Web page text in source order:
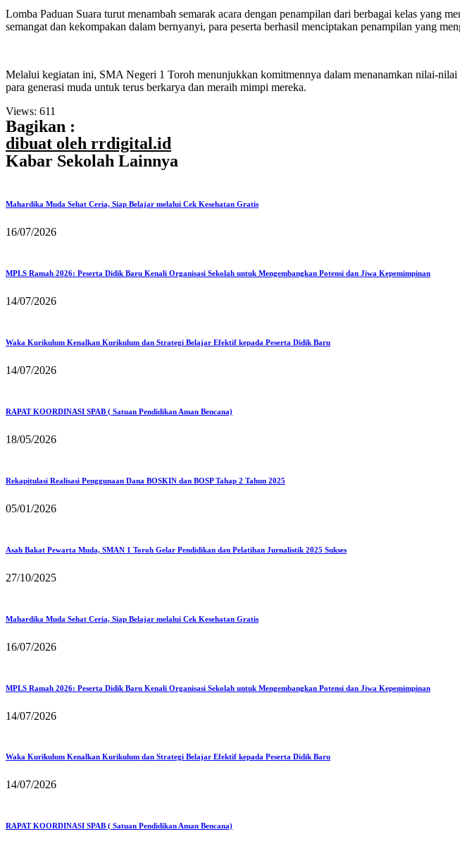
Lomba Paduan Suara turut menambah semarak acara dengan penampilan dari berbagai kelas
semangat dan kekompakan dalam bernyanyi, para peserta berhasil menciptakan penampilan yang
Melalui kegiatan ini, SMA Negeri 1 Toroh menunjukkan komitmennya dalam menanamkan nilai-
para generasi muda untuk terus berkarya dan meraih mimpi mereka.
Views: 611
Bagikan :
dibuat oleh rrdigital.id
Kabar Sekolah Lainnya
Mahardika Muda Sehat Ceria, Siap Belajar melalui Cek Kesehatan Gratis
16/07/2026
MPLS Ramah 2026: Peserta Didik Baru Kenali Organisasi Sekolah untuk Mengembangkan Potensi dan Jiwa Kepemimpinan
14/07/2026
Waka Kurikulum Kenalkan Kurikulum dan Strategi Belajar Efektif kepada Peserta Didik Baru
14/07/2026
RAPAT KOORDINASI SPAB ( Satuan Pendidikan Aman Bencana)
18/05/2026
Rekapitulasi Realisasi Penggunaan Dana BOSKIN dan BOSP Tahap 2 Tahun 2025
05/01/2026
Asah Bakat Pewarta Muda, SMAN 1 Toroh Gelar Pendidikan dan Pelatihan Jurnalistik 2025 Sukses
27/10/2025
Mahardika Muda Sehat Ceria, Siap Belajar melalui Cek Kesehatan Gratis
16/07/2026
MPLS Ramah 2026: Peserta Didik Baru Kenali Organisasi Sekolah untuk Mengembangkan Potensi dan Jiwa Kepemimpinan
14/07/2026
Waka Kurikulum Kenalkan Kurikulum dan Strategi Belajar Efektif kepada Peserta Didik Baru
14/07/2026
RAPAT KOORDINASI SPAB ( Satuan Pendidikan Aman Bencana)